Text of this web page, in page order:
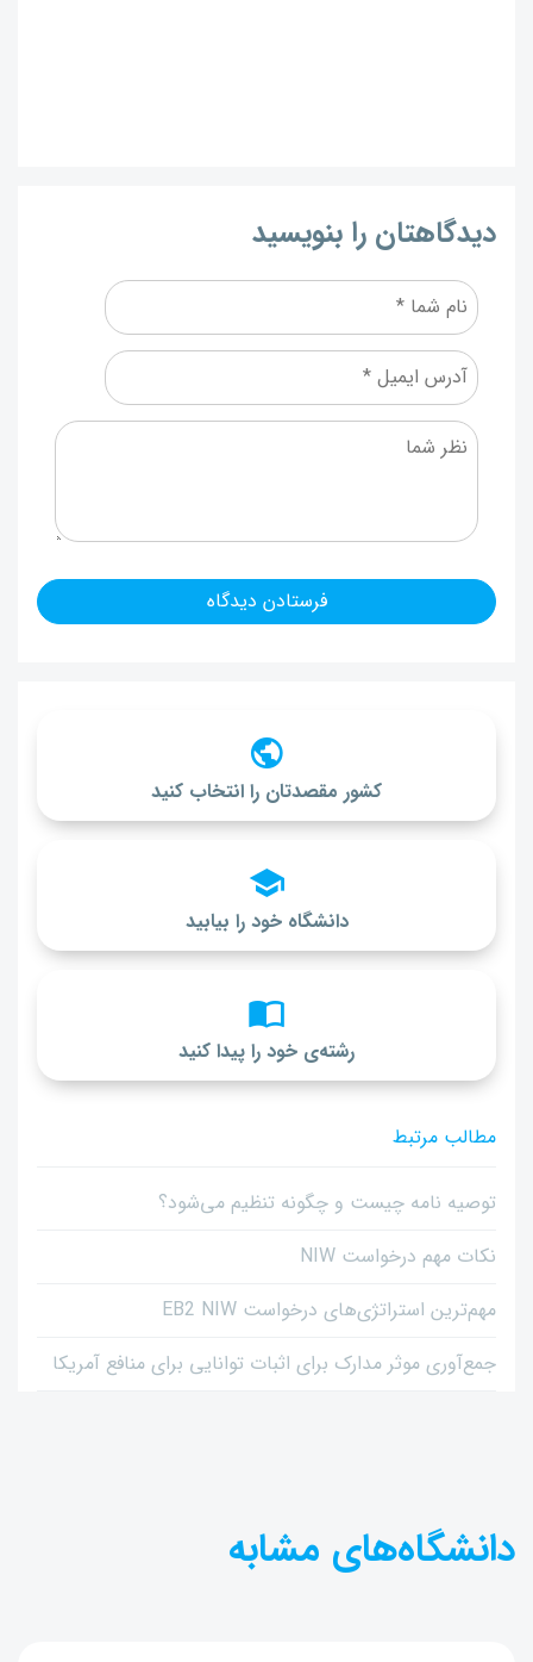
دیدگاهتان را بنویسید
کشور مقصدتان را انتخاب کنید
دانشگاه خود را بیابید
رشته‌ی خود را پیدا کنید
مطالب مرتبط
توصیه نامه چیست و چگونه تنظیم می‌شود؟
نکات مهم درخواست NIW
مهم‌ترین استراتژی‌های درخواست EB2 NIW
جمع‌آوری موثر مدارک برای اثبات توانایی برای منافع آمریکا
دانشگاه‌های مشابه